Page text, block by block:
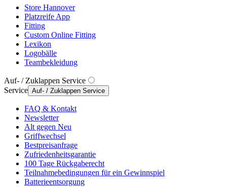
Store Hannover
Platzreife App
Fitting
Custom Online Fitting
Lexikon
Logobälle
Teambekleidung
Auf- / Zuklappen Service
Service Auf- / Zuklappen Service
FAQ & Kontakt
Newsletter
Alt gegen Neu
Griffwechsel
Bestpreisanfrage
Zufriedenheitsgarantie
100 Tage Rückgaberecht
Teilnahmebedingungen für ein Gewinnspiel
Batterieentsorgung